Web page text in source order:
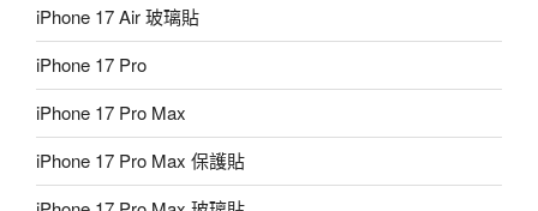
iPhone 17 Air 玻璃貼
iPhone 17 Pro
iPhone 17 Pro Max
iPhone 17 Pro Max 保護貼